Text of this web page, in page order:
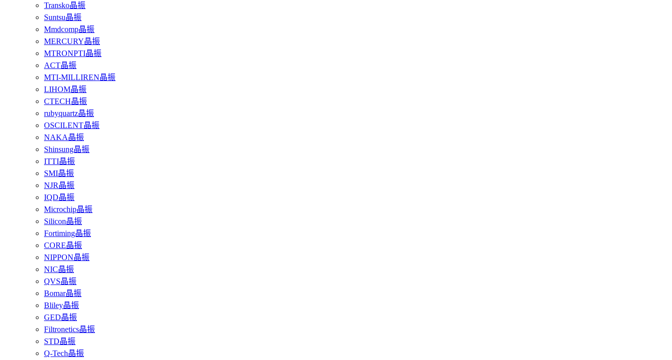
Transko晶振
Suntsu晶振
Mmdcomp晶振
MERCURY晶振
MTRONPTI晶振
ACT晶振
MTI-MILLIREN晶振
LIHOM晶振
CTECH晶振
rubyquartz晶振
OSCILENT晶振
NAKA晶振
Shinsung晶振
ITTI晶振
SMI晶振
NJR晶振
IQD晶振
Microchip晶振
Silicon晶振
Fortiming晶振
CORE晶振
NIPPON晶振
NIC晶振
QVS晶振
Bomar晶振
Bliley晶振
GED晶振
Filtronetics晶振
STD晶振
Q-Tech晶振